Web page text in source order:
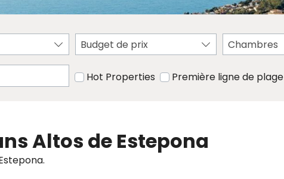
Budget de prix Chambres
Hot Properties Première ligne de plage
Altos de Estepona